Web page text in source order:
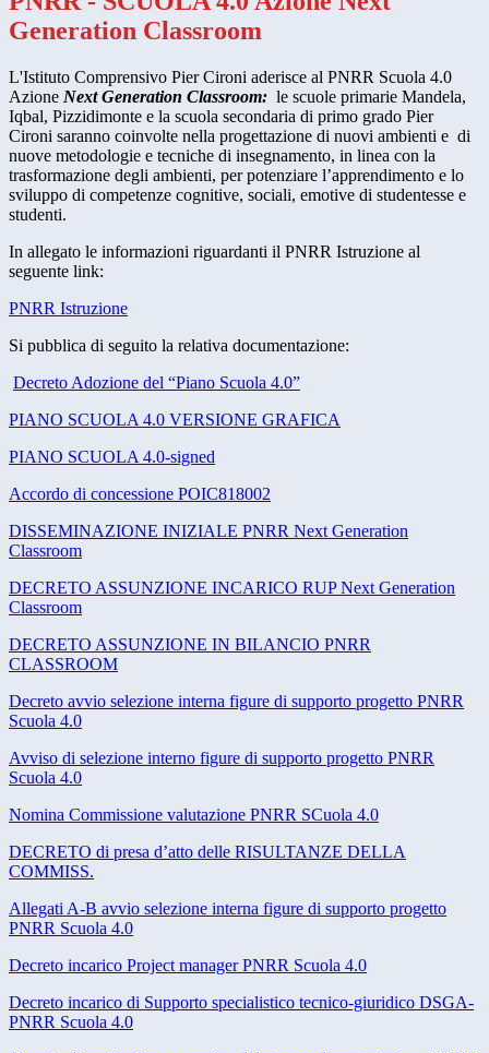
Generation Classroom
L'Istituto Comprensivo Pier Cironi aderisce al PNRR Scuola 4.0
Azione Next Generation Classroom: le scuole primarie Mandela,
Iqbal, Pizzidimonte e la scuola secondaria di primo grado Pier
Cironi saranno coinvolte nella progettazione di nuovi ambienti e di
nuove metodologie e tecniche di insegnamento, in linea con la
trasformazione degli ambienti, per potenziare l’apprendimento e lo
sviluppo di competenze cognitive, sociali, emotive di studentesse e
studenti.
In allegato le informazioni riguardanti il PNRR Istruzione al
seguente link:
PNRR Istruzione
Si pubblica di seguito la relativa documentazione:
Decreto Adozione del “Piano Scuola 4.0”
PIANO SCUOLA 4.0 VERSIONE GRAFICA
PIANO SCUOLA 4.0-signed
Accordo di concessione POIC818002
DISSEMINAZIONE INIZIALE PNRR Next Generation
Classroom
DECRETO ASSUNZIONE INCARICO RUP Next Generation
Classroom
DECRETO ASSUNZIONE IN BILANCIO PNRR
CLASSROOM
Decreto avvio selezione interna figure di supporto progetto PNRR
Scuola 4.0
Avviso di selezione interno figure di supporto progetto PNRR
Scuola 4.0
Nomina Commissione valutazione PNRR SCuola 4.0
DECRETO di presa d’atto delle RISULTANZE DELLA
COMMISS.
Allegati A-B avvio selezione interna figure di supporto progetto
PNRR Scuola 4.0
Decreto incarico Project manager PNRR Scuola 4.0
Decreto incarico di Supporto specialistico tecnico-giuridico DSGA-
PNRR Scuola 4.0